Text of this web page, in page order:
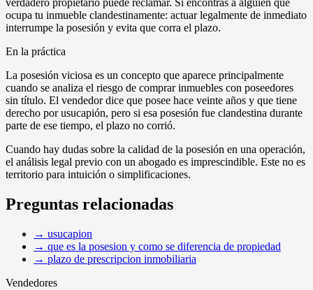
verdadero propietario puede reclamar. Si encontrás a alguien que
ocupa tu inmueble clandestinamente: actuar legalmente de inmediato
interrumpe la posesión y evita que corra el plazo.
En la práctica
La posesión viciosa es un concepto que aparece principalmente
cuando se analiza el riesgo de comprar inmuebles con poseedores
sin título. El vendedor dice que posee hace veinte años y que tiene
derecho por usucapión, pero si esa posesión fue clandestina durante
parte de ese tiempo, el plazo no corrió.
Cuando hay dudas sobre la calidad de la posesión en una operación,
el análisis legal previo con un abogado es imprescindible. Este no es
territorio para intuición o simplificaciones.
Preguntas relacionadas
→ usucapion
→ que es la posesion y como se diferencia de propiedad
→ plazo de prescripcion inmobiliaria
Vendedores